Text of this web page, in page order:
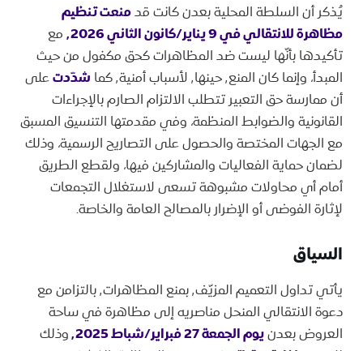
يُذكر أن السلطة المحلية بعدن كانت قدمنعت تنظيم
مظاهرة للانتقالي في 9 يناير/كانون الثاني ٬2026
مع
تأكيدها بأنّها ليست ضد المظاهرات كحق مكفول من حيث
المبدأ، وإنما كان المنع٬ حينها٬ لأسباب أمنية٬ كما
شدّدتعلى
أن ممارسة حق التعبير تتطلب الالتزام الصارم بالإجراءات
القانونية والضوابط المنظمة، وفي مقدمتها التنسيق المسبق
مع الجهات المختصة والحصول على التصاريح الرسمية، وذلك
لضمان حماية الفعاليات والمشاركين فيها، ولقطع الطريق
أمام أي محاولات مشبوهة تسعى لاستغلال التجمعات
لإثارة الفوضى أو الإضرار بالمصالح العامة والخاصة.
السياق
يأتي تداول التعميم المزيّف٬ بمنع المظاهرات٬ بالتزامن مع
دعوة الانتقالي المنحل مناصريه إلى مظاهرة في ساحة
العروض بعدنيوم الجمعة 27 فبراير/شباط ٬2025
وذلك